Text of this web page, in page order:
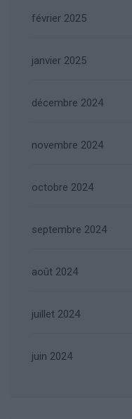
février 2025
janvier 2025
décembre 2024
novembre 2024
octobre 2024
septembre 2024
août 2024
juillet 2024
juin 2024